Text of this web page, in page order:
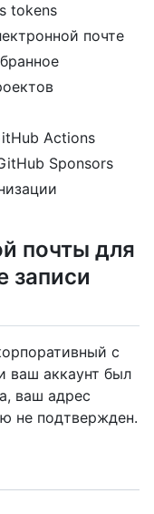
tokens
почте
Actions
Sponsors
почты для
записи
с
ваш аккаунт был
ваш адрес
не подтвержден.